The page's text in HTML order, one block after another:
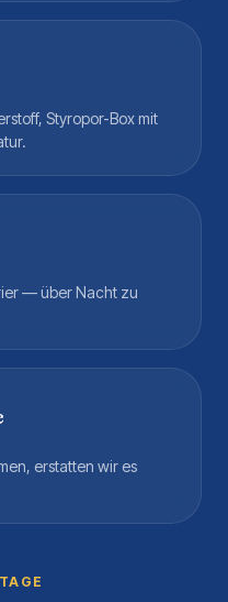
Styropor-Box mit
— über Nacht zu
erstatten wir es